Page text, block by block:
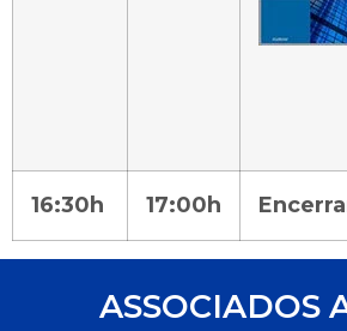
16:30h 17:00h
ASSOCIADOS